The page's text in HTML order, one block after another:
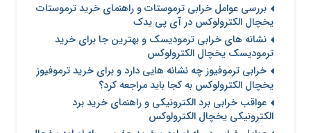
بررسی عوامل خرابی ترموستات و راهنمای خرید ترموستات
یخچال الکترولوکس در آی پی یدک
نشانه های خرابی ترمودیسک و بهترین جا برای خرید
ترمودیسک یخچال الکترولوکس
خرابی ترموفیوز چه نشانه هایی دارد و برای خرید ترموفیوز
یخچال الکترولوکس به کجا باید مراجعه کرد؟
عواقب خرابی برد الکترونیکی و راهنمای خرید برد
الکترونیکی یخچال الکترولوکس